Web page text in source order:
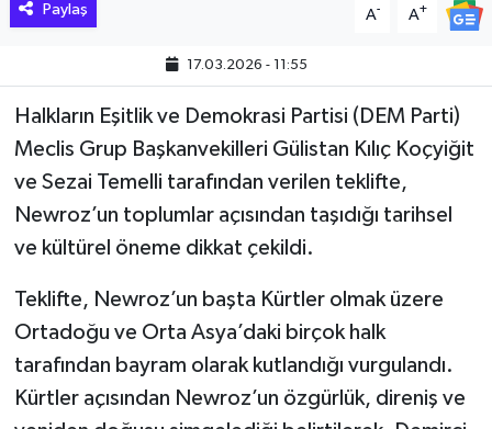
Paylaş A- A+
17.03.2026 - 11:55
Halkların Eşitlik ve Demokrasi Partisi (DEM Parti)
Meclis Grup Başkanvekilleri Gülistan Kılıç Koçyiğit
ve Sezai Temelli tarafından verilen teklifte,
Newroz’un toplumlar açısından taşıdığı tarihsel
ve kültürel öneme dikkat çekildi.
Teklifte, Newroz’un başta Kürtler olmak üzere
Ortadoğu ve Orta Asya’daki birçok halk
tarafından bayram olarak kutlandığı vurgulandı.
Kürtler açısından Newroz’un özgürlük, direniş ve
MAGAZİN
MAKALE
POLİTİKA
SAĞLIK
SİYASET
SPOR
TARİH